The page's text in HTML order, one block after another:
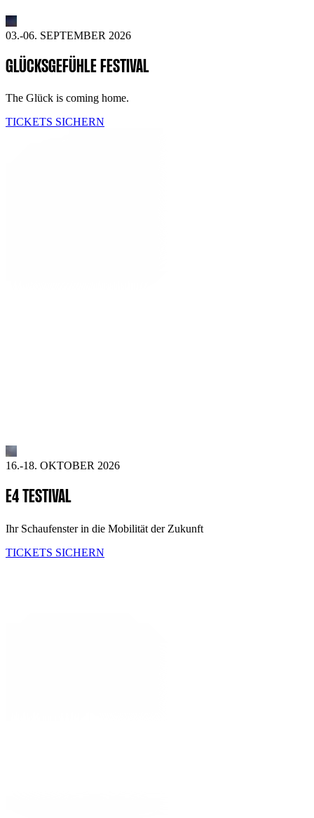
03.-06. SEPTEMBER 2026
GLÜCKSGEFÜHLE FESTIVAL
The Glück is coming home.
TICKETS SICHERN
16.-18. OKTOBER 2026
E4 TESTIVAL
Ihr Schaufenster in die Mobilität der Zukunft
TICKETS SICHERN